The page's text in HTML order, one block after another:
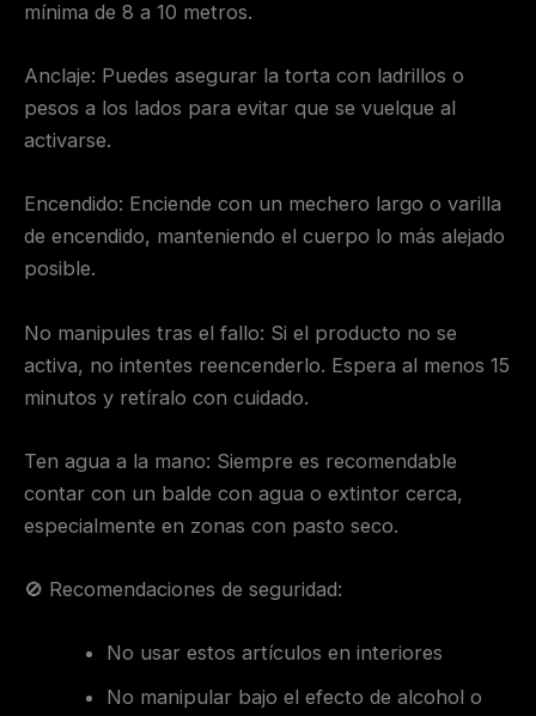
mínima de 8 a 10 metros.
Anclaje: Puedes asegurar la torta con ladrillos o
pesos a los lados para evitar que se vuelque al
activarse.
Encendido: Enciende con un mechero largo o varilla
de encendido, manteniendo el cuerpo lo más alejado
posible.
No manipules tras el fallo: Si el producto no se
activa, no intentes reencenderlo. Espera al menos 15
minutos y retíralo con cuidado.
Ten agua a la mano: Siempre es recomendable
contar con un balde con agua o extintor cerca,
especialmente en zonas con pasto seco.
🚫 Recomendaciones de seguridad:
No usar estos artículos en interiores
No manipular bajo el efecto de alcohol o